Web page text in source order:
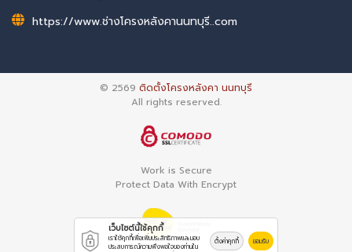
https://www.ช่างโครงหลังคานนทบุรี..com
© 2569 ติดตั้งโครงหลังคา นนทบุรี
All rights reserved.
Work is Secure
Protect Data With Encrypt
เว็บไซต์นี้ใช้คุกกี้
เราใช้คุกกี้เพื่อเพิ่มประสิทธิภาพและมอบ
ประสบการณ์ความพึงพอใจของท่านใน
ตั้งค่าคุกกี้ ยอมรับ